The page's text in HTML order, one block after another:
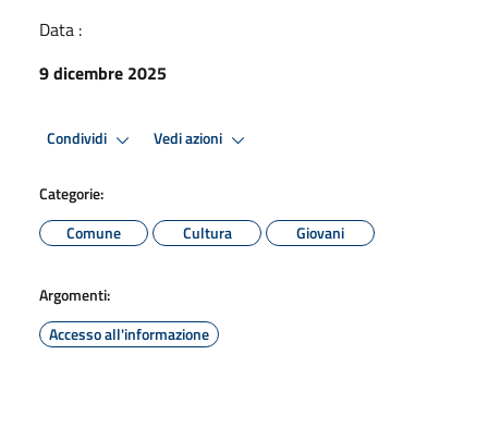
Data :
9 dicembre 2025
Condividi Vedi azioni
Categorie:
Comune
Cultura Giovani
Argomenti:
Accesso all'informazione